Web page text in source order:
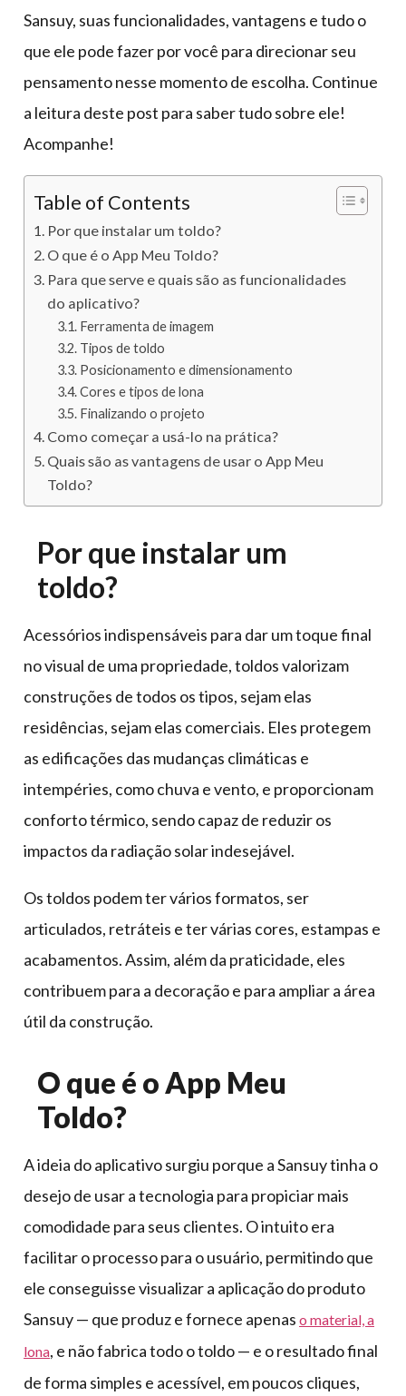
Sansuy, suas funcionalidades, vantagens e tudo o
que ele pode fazer por você para direcionar seu
pensamento nesse momento de escolha. Continue
a leitura deste post para saber tudo sobre ele!
Acompanhe!
Table of Contents
Por que instalar um toldo?
O que é o App Meu Toldo?
Para que serve e quais são as funcionalidades
do aplicativo?
Ferramenta de imagem
Tipos de toldo
Posicionamento e dimensionamento
Cores e tipos de lona
Finalizando o projeto
Como começar a usá-lo na prática?
Quais são as vantagens de usar o App Meu
Toldo?
Por que instalar um
toldo?
Acessórios indispensáveis para dar um toque final
no visual de uma propriedade, toldos valorizam
construções de todos os tipos, sejam elas
residências, sejam elas comerciais. Eles protegem
as edificações das mudanças climáticas e
intempéries, como chuva e vento, e proporcionam
conforto térmico, sendo capaz de reduzir os
impactos da radiação solar indesejável.
Os toldos podem ter vários formatos, ser
articulados, retráteis e ter várias cores, estampas e
acabamentos. Assim, além da praticidade, eles
contribuem para a decoração e para ampliar a área
útil da construção.
O que é o App Meu
Toldo?
A ideia do aplicativo surgiu porque a Sansuy tinha o
desejo de usar a tecnologia para propiciar mais
comodidade para seus clientes. O intuito era
facilitar o processo para o usuário, permitindo que
ele conseguisse visualizar a aplicação do produto
Sansuy — que produz e fornece apenas o material, a
lona, e não fabrica todo o toldo — e o resultado final
de forma simples e acessível, em poucos cliques,